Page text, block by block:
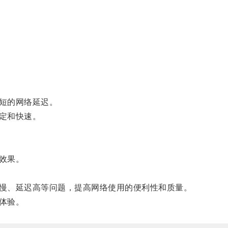
网络延迟。
和快速。
果。
延迟高等问题，提高网络使用的便利性和质量。
验。